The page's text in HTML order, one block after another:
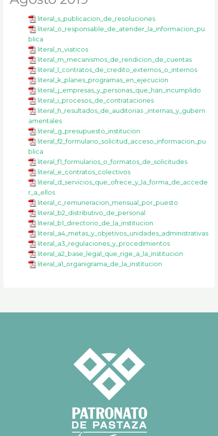
literal_s_publicacion_de_resoluciones
literal_o_responsable_de_atender_la_informacion_pu
blica
literal_n_viaticos
literal_m_mecanismos_de_rendicion_de_cuentas
literal_l_contratos_de_credito_externos_o_internos
literal_k_planes_programas_en_ejecucion
literal_j_empresas_y_personas_que_han_incumplido
literal_i_procesos_de_contrataciones
literal_h_resultados_de_auditorias _internas_y_gubern
amentales
literal_g_presupuesto_institucion
literal_f2_formulario_solicitud_acceso_informacion_pu
blica
literal_f1_formularios_o_formatos_de_solicitudes
literal_e_contratos_colectivos
literal_d_servicios_que_ofrece_y_la_forma_de_accede
r_a_ellos
literal_c_remuneracion_mensual_por_puesto
literal_b2_distributivo_de_personal
literal_b1_directorio_de_la_institucion
literal_a4_metas_y_objetivos_unidades_administrativas
literal_a3_regulaciones_y_procedimientos
literal_a2_base_legal_que_rige_a_la_institucion
literal_a1_organigrama_de_la_institucion